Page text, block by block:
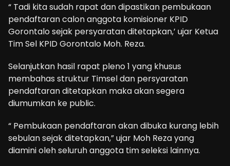
“ Tadi kita sudah rapat dan dipastikan pembukaan
pendaftaran calon anggota komisioner KPID
Gorontalo sejak persyaratan ditetapkan,’ ujar Ketua
Tim Sel KPID Gorontalo Moh. Reza.
Selanjutkan hasil rapat pleno 1 yang khusus
membahas struktur Timsel dan persyaratan
pendaftaran ditetapkan maka akan segera
diumumkan ke public.
“ Pembukaan pendaftaran akan dibuka kurang lebih
sebulan sejak ditetapkan,” ujar Moh Reza yang
diamini oleh seluruh anggota tim seleksi lainnya.